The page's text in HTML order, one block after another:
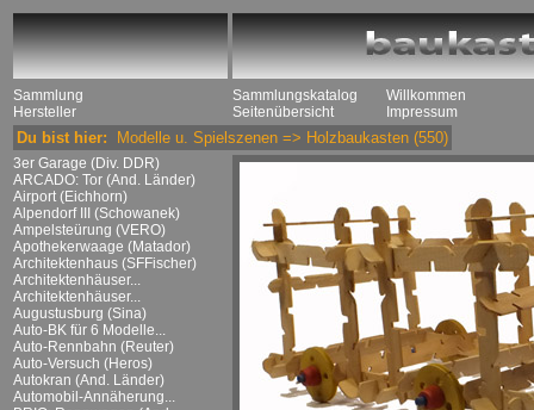
Sammlung
Hersteller
Sammlungskatalog
Seitenübersicht
Willkommen
Impressum
Du bist hier: Modelle u. Spielszenen => Holzbaukasten (550)
3er Garage (Div. DDR)
ARCADO: Tor (And. Länder)
Airport (Eichhorn)
Alpendorf III (Schowanek)
Ampelsteürung (VERO)
Apothekerwaage (Matador)
Architektenhaus (SFFischer)
Architektenhäuser...
Architektenhäuser...
Augustusburg (Sina)
Auto-BK für 6 Modelle...
Auto-Rennbahn (Reuter)
Auto-Versuch (Heros)
Autokran (And. Länder)
Automobil-Annäherung...